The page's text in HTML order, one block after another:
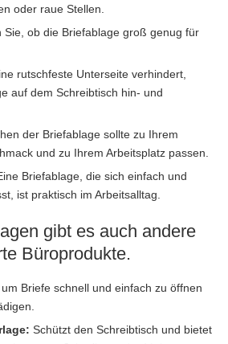
oder raue Stellen.
ob die Briefablage groß genug für
rutschfeste Unterseite verhindert,
auf dem Schreibtisch hin- und
der Briefablage sollte zu Ihrem
und zu Ihrem Arbeitsplatz passen.
Briefablage, die sich einfach und
ist praktisch im Arbeitsalltag.
gibt es auch andere
Büroprodukte.
Briefe schnell und einfach zu öffnen
Schützt den Schreibtisch und bietet